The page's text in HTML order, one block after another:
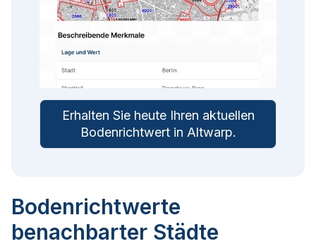
Erhalten Sie heute Ihren aktuellen
Bodenrichtwert in Altwarp.
Bodenrichtwerte
benachbarter Städte